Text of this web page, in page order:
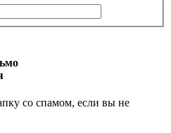
со спамом, если вы не